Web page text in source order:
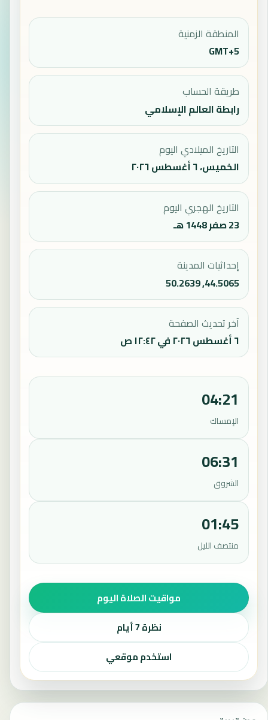
المنطقة الزمنية
GMT+5
طريقة الحساب
رابطة العالم الإسلامي
التاريخ الميلادي اليوم
الخميس، ٦ أغسطس ٢٠٢٦
التاريخ الهجري اليوم
23 صفر 1448 هـ
إحداثيات المدينة
44.5065, 50.2639
آخر تحديث الصفحة
٦ أغسطس ٢٠٢٦ في ١٢:٤٢ ص
04:21
الإمساك
06:31
الشروق
01:45
منتصف الليل
مواقيت الصلاة اليوم
نظرة 7 أيام
استخدم موقعي